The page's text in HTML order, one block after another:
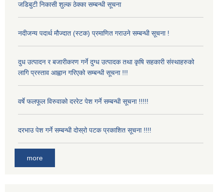
जडिबुटी निकासी शुल्क ठेक्का सम्बन्धी सूचना
नदीजन्य पदार्थ मौज्दात (स्टक) प्रमाणित गराउने सम्बन्धी सूचना !
दुध उत्पादन र बजारीकरण गर्ने दुग्ध उत्पादक तथा कृषि सहकारी संस्थाहरुको
लागि प्रस्ताव आह्वान गरिएको सम्बन्धी सूचना !!!
वर्षे फलफूल विरुवाको दररेट पेश गर्ने सम्बन्धी सूचना !!!!!
दरभाउ पेश गर्ने सम्बन्धी दोस्रो पटक प्रकाशित सूचना !!!!
more